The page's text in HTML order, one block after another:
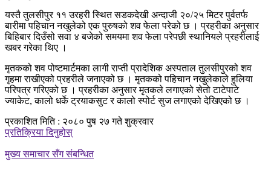
यस्तै तुलसीपुर ११ उरहरी स्थित सडकदेखी अन्दाजी २०/२५ मिटर पुर्वतर्फ
बारीमा पहिचान नखुलेको एक पुरुषको शव फेला परेको छ । प्रहरीका अनुसार
बिहिबार दिउँसो सवा ४ बजेको समयमा शव फेला परेपछी स्थानियले प्रहरीलाई
खबर गरेका थिए ।
मृतकको शव पोष्टमार्टमका लागी राप्ती प्रादेशिक अस्पताल तुलसीपुरको शव
गृहमा राखीएको प्रहरीले जनाएको छ । मृतकको पहिचान नखुलेकाले हुलिया
परिपत्र गरिएको छ । प्रहरीका अनुसार मृतकले लगाएको सेतो टाटेपाटे
ज्याकेट, कालो धर्के ट्रयाकसुट र कालो स्पोर्ट सुज लगाएको देखिएको छ ।
प्रकाशित मिति : २०८० पुष २७ गते शुक्रवार
प्रतिक्रिया दिनुहोस्
मुख्य समाचार सँग संबन्धित